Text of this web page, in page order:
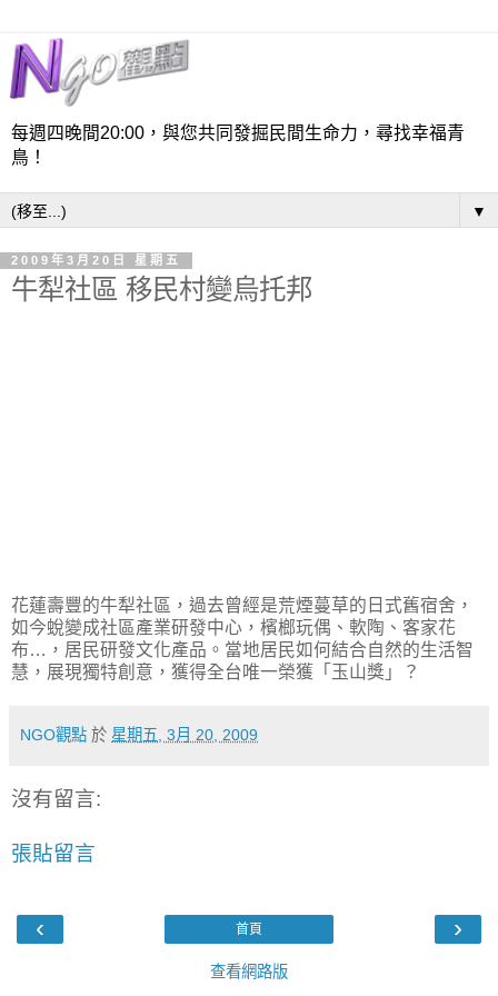
每週四晚間20:00，與您共同發掘民間生命力，尋找幸福青
鳥！
▼
2009年3月20日 星期五
牛犁社區 移民村變烏托邦
花蓮壽豐的牛犁社區，過去曾經是荒煙蔓草的日式舊宿舍，
如今蛻變成社區產業研發中心，檳榔玩偶、軟陶、客家花
布…，居民研發文化產品。當地居民如何結合自然的生活智
慧，展現獨特創意，獲得全台唯一榮獲「玉山獎」？
NGO觀點 於 星期五, 3月 20, 2009
沒有留言:
張貼留言
‹ ›
首頁
查看網路版